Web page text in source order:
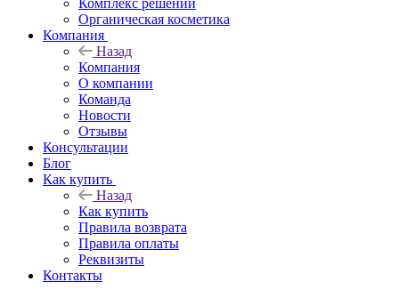
Комплекс решений
Органическая косметика
Компания
Назад
Компания
О компании
Команда
Новости
Отзывы
Консультации
Блог
Как купить
Назад
Как купить
Правила возврата
Правила оплаты
Реквизиты
Контакты